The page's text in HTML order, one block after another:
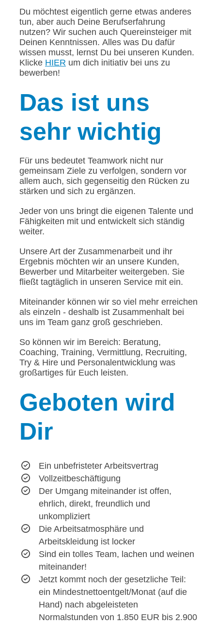
Du möchtest eigentlich gerne etwas anderes
tun, aber auch Deine Berufserfahrung
nutzen? Wir suchen auch Quereinsteiger mit
Deinen Kenntnissen. Alles was Du dafür
wissen musst, lernst Du bei unseren Kunden.
Klicke HIER um dich initiativ bei uns zu
bewerben!
Das ist uns
sehr wichtig
Für uns bedeutet Teamwork nicht nur
gemeinsam Ziele zu verfolgen, sondern vor
allem auch, sich gegenseitig den Rücken zu
stärken und sich zu ergänzen.
Jeder von uns bringt die eigenen Talente und
Fähigkeiten mit und entwickelt sich ständig
weiter.
Unsere Art der Zusammenarbeit und ihr
Ergebnis möchten wir an unsere Kunden,
Bewerber und Mitarbeiter weitergeben. Sie
fließt tagtäglich in unseren Service mit ein.
Miteinander können wir so viel mehr erreichen
als einzeln - deshalb ist Zusammenhalt bei
uns im Team ganz groß geschrieben.
So können wir im Bereich: Beratung,
Coaching, Training, Vermittlung, Recruiting,
Try & Hire und Personalentwicklung was
großartiges für Euch leisten.
Geboten wird
Dir
Ein unbefristeter Arbeitsvertrag
Vollzeitbeschäftigung
Der Umgang miteinander ist offen,
ehrlich, direkt, freundlich und
unkompliziert
Die Arbeitsatmosphäre und
Arbeitskleidung ist locker
Sind ein tolles Team, lachen und weinen
miteinander!
Jetzt kommt noch der gesetzliche Teil:
ein Mindestnettoentgelt/Monat (auf die
Hand) nach abgeleisteten
Normalstunden von 1.850 EUR bis 2.900